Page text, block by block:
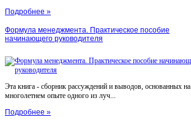
Подробнее »
Формула менеджмента. Практическое пособие
начинающего руководителя
Эта книга - сборник рассуждений и выводов, основанных на
многолетнем опыте одного из луч...
Подробнее »